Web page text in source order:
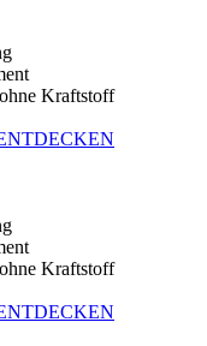
Kraftstoff
Kraftstoff